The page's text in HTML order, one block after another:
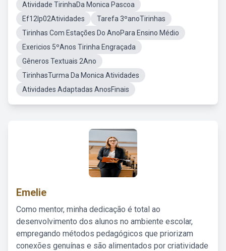
Atividade TirinhaDa Monica Pascoa
Ef12lp02Atividades
Tarefa 3ºanoTirinhas
Tirinhas Com Estações Do AnoPara Ensino Médio
Exericios 5ºAnos Tirinha Engraçada
Gêneros Textuais 2Ano
TirinhasTurma Da Monica Atividades
Atividades Adaptadas AnosFinais
Emelie
Como mentor, minha dedicação é total ao
desenvolvimento dos alunos no ambiente escolar,
empregando métodos pedagógicos que priorizam
conexões genuínas e são alimentados por criatividade